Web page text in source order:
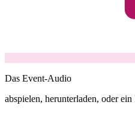
Das Event-Audio
abspielen, herunterladen, oder